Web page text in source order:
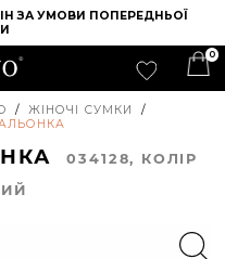
ЗА УМОВИ ПОПЕРЕДНЬОЇ
0
/ ЖІНОЧІ СУМКИ
/
034128, КОЛIР